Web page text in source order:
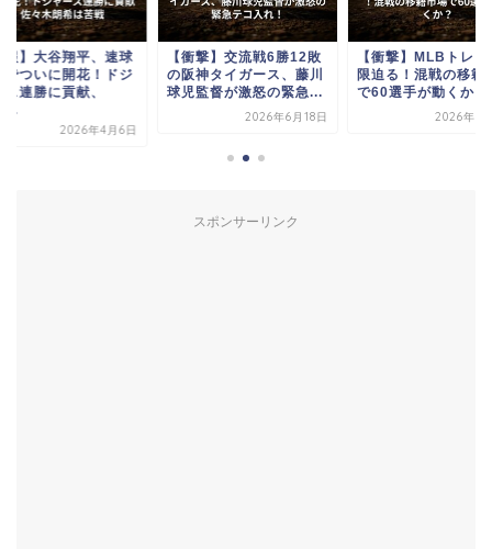
報】大谷翔平、速球
でついに開花！ドジ
ス連勝に貢献、
...
2026年4月6日
【衝撃】交流戦6勝12敗
の阪神タイガース、藤川
球児監督が激怒の緊急...
2026年6月18日
【衝撃】MLBトレー
限迫る！混戦の移籍
で60選手が動くか？
2026年7
スポンサーリンク